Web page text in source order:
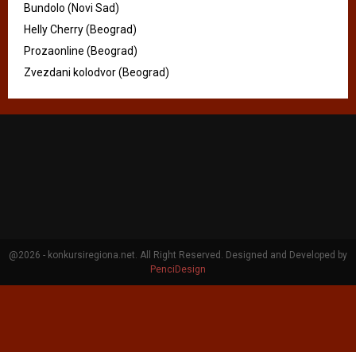
Bundolo (Novi Sad)
Helly Cherry (Beograd)
Prozaonline (Beograd)
Zvezdani kolodvor (Beograd)
@2026 - konkursiregiona.net. All Right Reserved. Designed and Developed by
PenciDesign